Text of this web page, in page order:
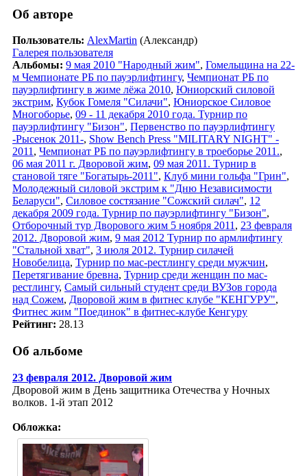
Об авторе
Пользователь: AlexMartin (Александр)
Галерея пользователя
Альбомы: 9 мая 2010 "Народный жим", Гомельщина на 22-
м Чемпионате РБ по пауэрлифтингу, Чемпионат РБ по
пауэрлифтингу в жиме лёжа 2010, Юниорский силовой
экстрим, Кубок Гомеля "Силачи", Юниорское Силовое
Многоборье, 09 - 11 декабря 2010 года. Турнир по
пауэрлифтингу "Бизон", Первенство по пауэрлифтингу
-Рысенок 2011-, Show Bench Press "MILITARY NIGHT" -
2011 , Чемпионат РБ по пауэрлифтингу в троеборье 2011.,
06 мая 2011 г. Дворовой жим, 09 мая 2011. Турнир в
становой тяге "Богатырь-2011", Клуб мини гольфа "Грин",
Молодежный силовой экстрим к "Дню Независимости
Беларуси", Силовое состязание "Сожский силач", 12
декабря 2009 года. Турнир по пауэрлифтингу "Бизон",
Отборочный тур Дворового жим 5 ноября 2011 , 23 февраля
2012. Дворовой жим, 9 мая 2012 Турнир по армлифтингу
"Стальной хват", 3 июля 2012. Турнир силачей
Новобелица, Турнир по мас-рестлингу среди мужчин,
Перетягивание бревна, Турнир среди женщин по мас-
рестлингу, Самый сильный студент среди ВУЗов города
над Сожем, Дворовой жим в фитнес клубе "КЕНГУРУ",
Фитнес жим "Поединок" в фитнес-клубе Кенгуру
Рейтинг: 28.13
Об альбоме
23 февраля 2012. Дворовой жим
Дворовой жим в День защитника Отечества у Ночных
волков. 1-й этап 2012
Обложка: